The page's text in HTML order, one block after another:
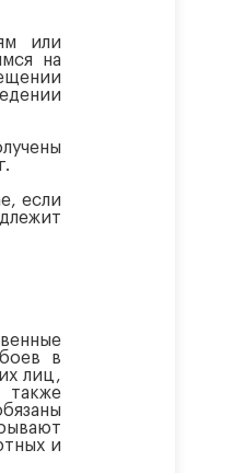
или
на
если
в
лиц,
также
и